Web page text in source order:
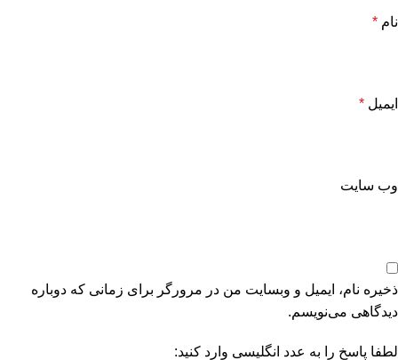
نام *
ایمیل *
وب‌ سایت
ذخیره نام، ایمیل و وبسایت من در مرورگر برای زمانی که دوباره
دیدگاهی می‌نویسم.
لطفا پاسخ را به عدد انگلیسی وارد کنید: